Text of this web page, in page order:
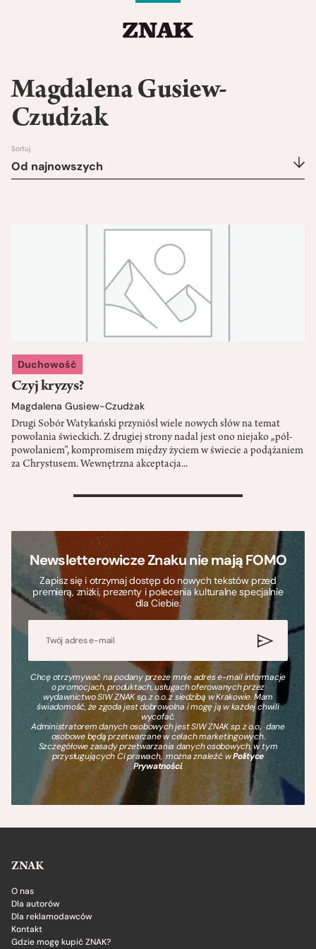
Magdalena Gusiew-
Czudżak
Sortuj
Od najnowszych
Duchowość
Czyj kryzys?
Magdalena Gusiew-Czudżak
Drugi Sobór Watykański przyniósł wiele nowych słów na temat
powołania świeckich. Z drugiej strony nadal jest ono niejako „pół-
powołaniem”, kompromisem między życiem w świecie a podążaniem
za Chrystusem. Wewnętrzna akceptacja...
>
Newsletterowicze Znaku nie mają FOMO
Zapisz się i otrzymaj dostęp do nowych tekstów przed
premierą, zniżki, prezenty i polecenia kulturalne specjalnie
dla Ciebie.
Chcę otrzymywać na podany przeze mnie adres e-mail informacje
o promocjach, produktach, usługach oferowanych przez
wydawnictwo SIW ZNAK sp. z o.o. z siedzibą w Krakowie. Mam
świadomość, że zgoda jest dobrowolna i mogę ją w każdej chwili
wycofać.
Administratorem danych osobowych jest SIW ZNAK sp. z o.o., dane
osobowe będą przetwarzane w celach marketingowych.
Szczegółowe zasady przetwarzania danych osobowych, w tym
przysługujących Ci prawach, można znaleźć wPolityce
Prywatności.
ZNAK
O nas
Dla autorów
Dla reklamodawców
Kontakt
Gdzie mogę kupić ZNAK?